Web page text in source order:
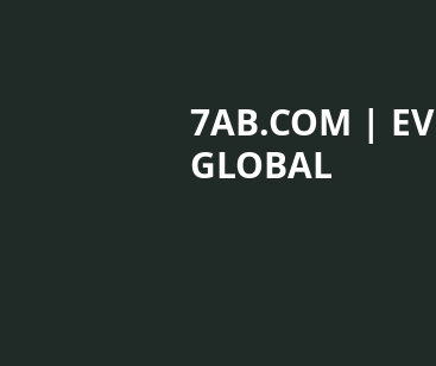
7AB.COM |
GLOBAL